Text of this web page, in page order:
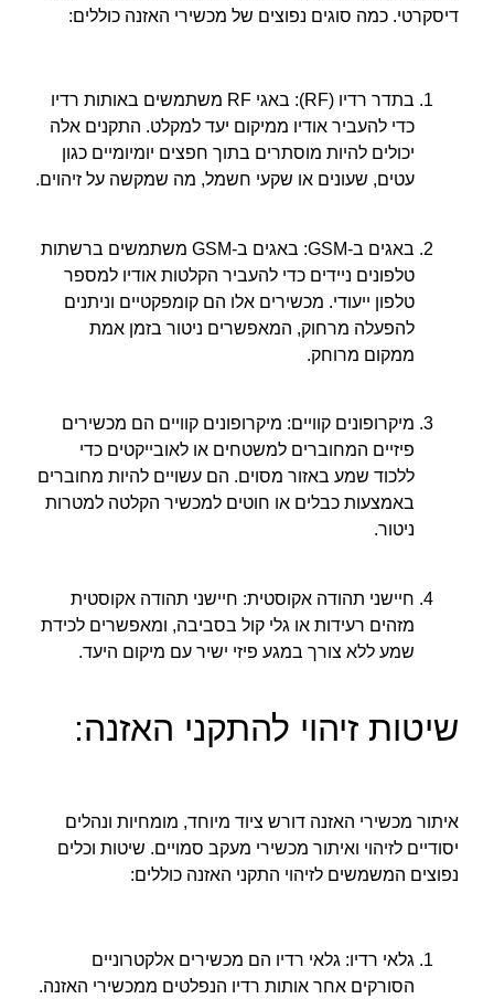
דיסקרטי. כמה סוגים נפוצים של מכשירי האזנה כוללים:
בתדר רדיו (RF): באגי RF משתמשים באותות רדיו
כדי להעביר אודיו ממיקום יעד למקלט. התקנים אלה
יכולים להיות מוסתרים בתוך חפצים יומיומיים כגון
עטים, שעונים או שקעי חשמל, מה שמקשה על זיהוים.
באגים ב-GSM: באגים ב-GSM משתמשים ברשתות
טלפונים ניידים כדי להעביר הקלטות אודיו למספר
טלפון ייעודי. מכשירים אלו הם קומפקטיים וניתנים
להפעלה מרחוק, המאפשרים ניטור בזמן אמת
ממקום מרוחק.
מיקרופונים קוויים: מיקרופונים קוויים הם מכשירים
פיזיים המחוברים למשטחים או לאובייקטים כדי
ללכוד שמע באזור מסוים. הם עשויים להיות מחוברים
באמצעות כבלים או חוטים למכשיר הקלטה למטרות
ניטור.
חיישני תהודה אקוסטית: חיישני תהודה אקוסטית
מזהים רעידות או גלי קול בסביבה, ומאפשרים לכידת
שמע ללא צורך במגע פיזי ישיר עם מיקום היעד.
שיטות זיהוי להתקני האזנה:
איתור מכשירי האזנה דורש ציוד מיוחד, מומחיות ונהלים
יסודיים לזיהוי ואיתור מכשירי מעקב סמויים. שיטות וכלים
נפוצים המשמשים לזיהוי התקני האזנה כוללים:
גלאי רדיו: גלאי רדיו הם מכשירים אלקטרוניים
הסורקים אחר אותות רדיו הנפלטים ממכשירי האזנה.